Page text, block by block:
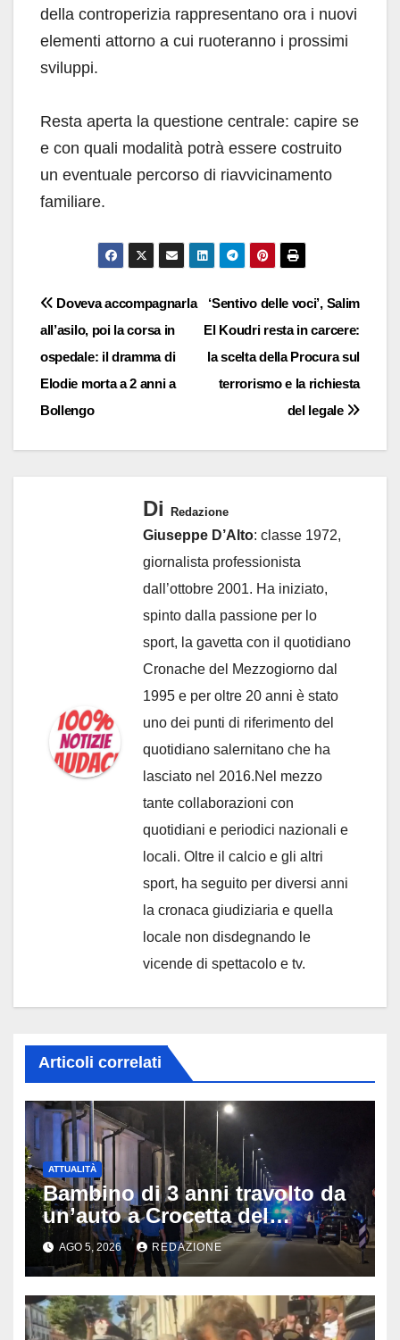
della controperizia rappresentano ora i nuovi
elementi attorno a cui ruoteranno i prossimi
sviluppi.
Resta aperta la questione centrale: capire se
e con quali modalità potrà essere costruito
un eventuale percorso di riavvicinamento
familiare.
Navigazione
articoli
‘Sentivo delle voci’, Salim
El Koudri resta in carcere:
la scelta della Procura sul
terrorismo e la richiesta
del legale
Doveva accompagnarla
all’asilo, poi la corsa in
ospedale: il dramma di
Elodie morta a 2 anni a
Bollengo
Di Redazione
Giuseppe D’Alto: classe 1972,
giornalista professionista
dall’ottobre 2001. Ha iniziato,
spinto dalla passione per lo
sport, la gavetta con il quotidiano
Cronache del Mezzogiorno dal
1995 e per oltre 20 anni è stato
uno dei punti di riferimento del
quotidiano salernitano che ha
lasciato nel 2016.Nel mezzo
tante collaborazioni con
quotidiani e periodici nazionali e
locali. Oltre il calcio e gli altri
sport, ha seguito per diversi anni
la cronaca giudiziaria e quella
locale non disdegnando le
vicende di spettacolo e tv.
Articoli correlati
ATTUALITÀ
Bambino di 3 anni travolto da
un’auto a Crocetta del
Montello: è gravissimo,
trasportato in elicottero a
Padova
AGO 5, 2026 REDAZIONE